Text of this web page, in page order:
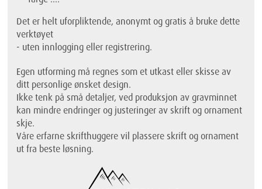
Det er helt uforpliktende, anonymt og gratis å bruke dette
verktøyet
- uten innlogging eller registrering.
Egen utforming må regnes som et utkast eller skisse av
ditt personlige ønsket design.
Ikke tenk på små detaljer, ved produksjon av gravminnet
kan mindre endringer og justeringer av skrift og ornament
skje.
Våre erfarne skrifthuggere vil plassere skrift og ornament
ut fra beste løsning.